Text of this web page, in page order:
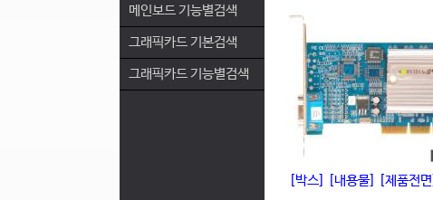
메인보드 기능별검색
그래픽카드 기본검색
그래픽카드 기능별검색
[박스] [내용물] [제품전면]